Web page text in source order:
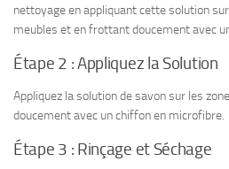
nettoyage en appliquant cette solution
meubles et en frottant doucement avec
Étape 2 : Appliquez la Solution
Appliquez la solution de savon sur les
doucement avec un chiffon en microfibre.
Étape 3 : Rinçage et Séchage